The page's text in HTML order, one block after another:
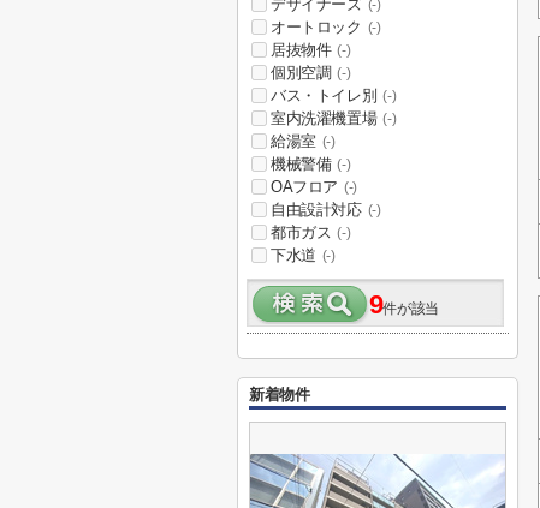
デザイナーズ (-)
オートロック (-)
居抜物件 (-)
個別空調 (-)
バス・トイレ別 (-)
室内洗濯機置場 (-)
給湯室 (-)
機械警備 (-)
OAフロア (-)
自由設計対応 (-)
都市ガス (-)
下水道 (-)
9件が該当
新着物件